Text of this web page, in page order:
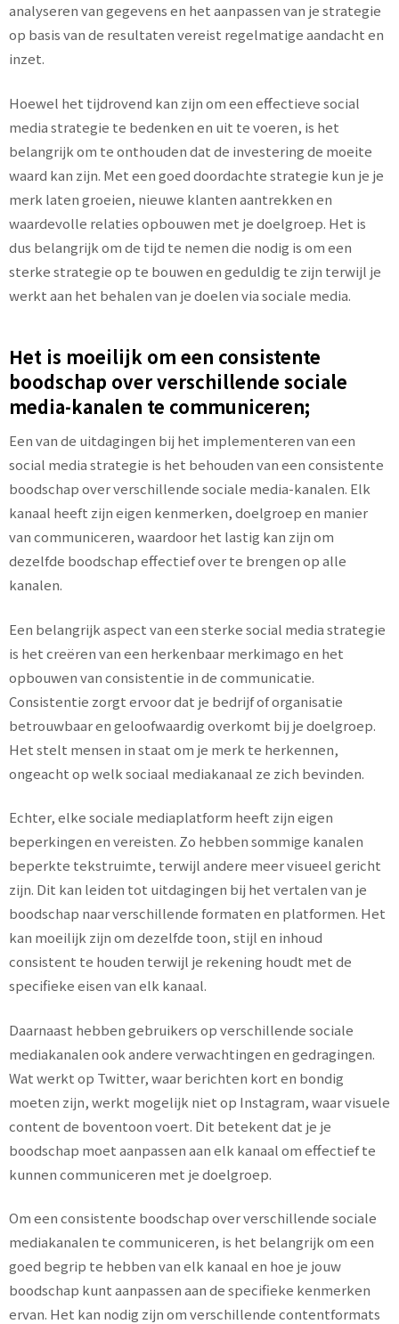
analyseren van gegevens en het aanpassen van je strategie
op basis van de resultaten vereist regelmatige aandacht en
inzet.
Hoewel het tijdrovend kan zijn om een effectieve social
media strategie te bedenken en uit te voeren, is het
belangrijk om te onthouden dat de investering de moeite
waard kan zijn. Met een goed doordachte strategie kun je je
merk laten groeien, nieuwe klanten aantrekken en
waardevolle relaties opbouwen met je doelgroep. Het is
dus belangrijk om de tijd te nemen die nodig is om een
sterke strategie op te bouwen en geduldig te zijn terwijl je
werkt aan het behalen van je doelen via sociale media.
Het is moeilijk om een consistente
boodschap over verschillende sociale
media-kanalen te communiceren;
Een van de uitdagingen bij het implementeren van een
social media strategie is het behouden van een consistente
boodschap over verschillende sociale media-kanalen. Elk
kanaal heeft zijn eigen kenmerken, doelgroep en manier
van communiceren, waardoor het lastig kan zijn om
dezelfde boodschap effectief over te brengen op alle
kanalen.
Een belangrijk aspect van een sterke social media strategie
is het creëren van een herkenbaar merkimago en het
opbouwen van consistentie in de communicatie.
Consistentie zorgt ervoor dat je bedrijf of organisatie
betrouwbaar en geloofwaardig overkomt bij je doelgroep.
Het stelt mensen in staat om je merk te herkennen,
ongeacht op welk sociaal mediakanaal ze zich bevinden.
Echter, elke sociale mediaplatform heeft zijn eigen
beperkingen en vereisten. Zo hebben sommige kanalen
beperkte tekstruimte, terwijl andere meer visueel gericht
zijn. Dit kan leiden tot uitdagingen bij het vertalen van je
boodschap naar verschillende formaten en platformen. Het
kan moeilijk zijn om dezelfde toon, stijl en inhoud
consistent te houden terwijl je rekening houdt met de
specifieke eisen van elk kanaal.
Daarnaast hebben gebruikers op verschillende sociale
mediakanalen ook andere verwachtingen en gedragingen.
Wat werkt op Twitter, waar berichten kort en bondig
moeten zijn, werkt mogelijk niet op Instagram, waar visuele
content de boventoon voert. Dit betekent dat je je
boodschap moet aanpassen aan elk kanaal om effectief te
kunnen communiceren met je doelgroep.
Om een consistente boodschap over verschillende sociale
mediakanalen te communiceren, is het belangrijk om een
goed begrip te hebben van elk kanaal en hoe je jouw
boodschap kunt aanpassen aan de specifieke kenmerken
ervan. Het kan nodig zijn om verschillende contentformats